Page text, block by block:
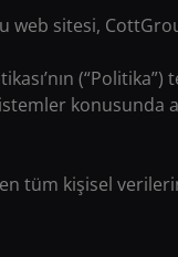
web sitesi,
konusunda
tüm kişisel